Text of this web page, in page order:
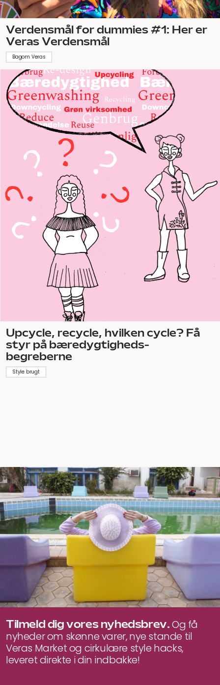
Verdensmål for dummies #1: Her er
Veras Verdensmål
Bagom Veras
Upcycle, recycle, hvilken cycle? Få
styr på bæredygtigheds-
begreberne
Style brugt
Tilmeld dig vores nyhedsbrev.Og få
nyheder om skønne varer, nye stande til
Veras Market og cirkulære style hacks,
leveret direkte i din indbakke!